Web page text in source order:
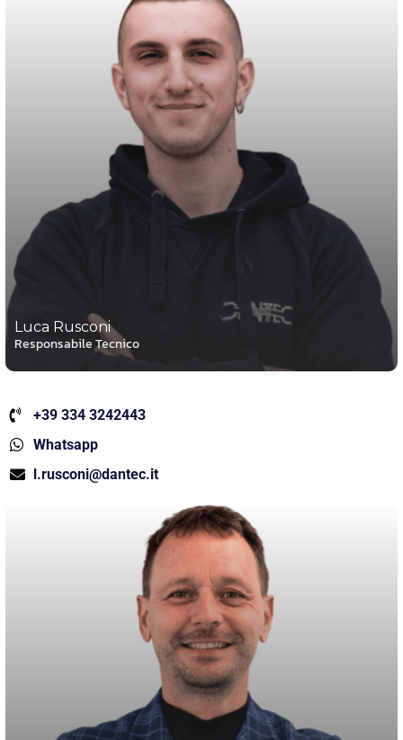
Luca Rusconi
Responsabile Tecnico
+39 334 3242443
Whatsapp
l.rusconi@dantec.it